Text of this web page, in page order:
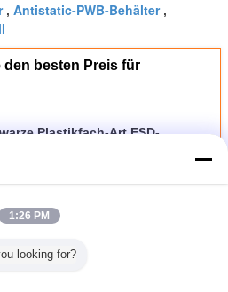
, Antistatic-PWB-Behälter,
den besten Preis für
Plastikfach-Art ESD-
Fortsetzen
1:26 PM
looking for?